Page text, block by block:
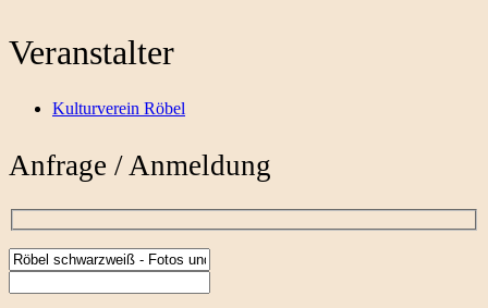
Veranstalter
Kulturverein Röbel
Anfrage / Anmeldung